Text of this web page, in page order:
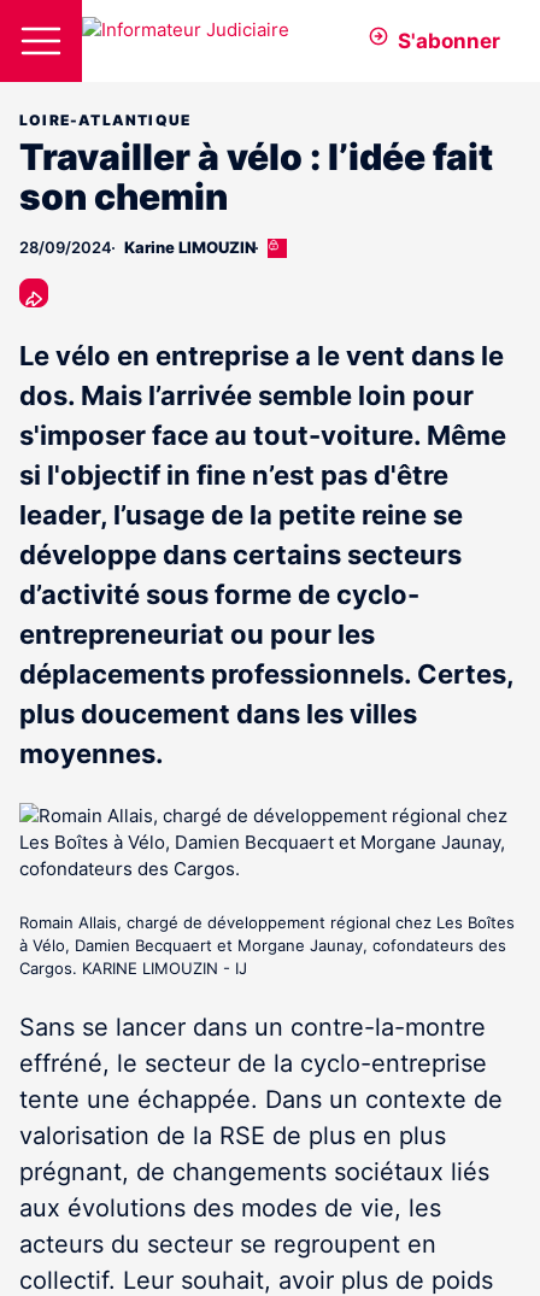
S'abonner
LOIRE-ATLANTIQUE
Travailler à vélo : l’idée fait
son chemin
28/09/2024 Karine LIMOUZIN
Cet
abonnés
Le vélo en entreprise a le vent dans le
dos. Mais l’arrivée semble loin pour
s'imposer face au tout-voiture. Même
si l'objectif in fine n’est pas d'être
leader, l’usage de la petite reine se
développe dans certains secteurs
d’activité sous forme de cyclo-
entrepreneuriat ou pour les
déplacements professionnels. Certes,
plus doucement dans les villes
moyennes.
Romain Allais, chargé de développement régional chez Les Boîtes
à Vélo, Damien Becquaert et Morgane Jaunay, cofondateurs des
Cargos. KARINE LIMOUZIN - IJ
Sans se lancer dans un contre-la-montre
effréné, le secteur de la cyclo-entreprise
tente une échappée. Dans un contexte de
valorisation de la RSE de plus en plus
prégnant, de changements sociétaux liés
aux évolutions des modes de vie, les
acteurs du secteur se regroupent en
collectif. Leur souhait, avoir plus de poids